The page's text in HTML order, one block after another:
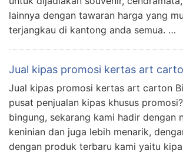
lainnya dengan tawaran harga yang
terjangkau di kantong anda semua. …
Jual kipas promosi kertas art
Jual kipas promosi kertas art carton
pusat penjualan kipas khusus
bingung, sekarang kami hadir dengan
keninian dan juga lebih menarik,
dengan produk terbaru kami yaitu